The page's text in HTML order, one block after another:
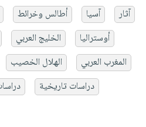
آثار آسيا أطالس وخرائط
أوستراليا
الخليج العربي
المغرب العربي
الهلال الخصيب
دراسات تاريخية